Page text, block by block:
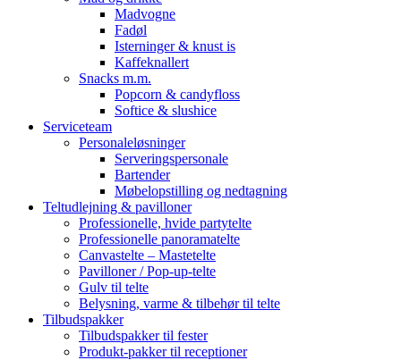
Madvogne
Fadøl
Isterninger & knust is
Kaffeknallert
Snacks m.m.
Popcorn & candyfloss
Softice & slushice
Serviceteam
Personaleløsninger
Serveringspersonale
Bartender
Møbelopstilling og nedtagning
Teltudlejning & pavilloner
Professionelle, hvide partytelte
Professionelle panoramatelte
Canvastelte – Mastetelte
Pavilloner / Pop-up-telte
Gulv til telte
Belysning, varme & tilbehør til telte
Tilbudspakker
Tilbudspakker til fester
Produkt-pakker til receptioner